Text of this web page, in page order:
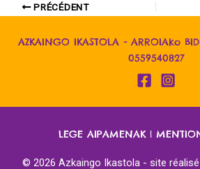
PRÉCÉDENT
AZKAINGO IKASTOLA - ARROIAko
0559540827
LEGE AIPAMENAK|
© 2026 Azkaingo Ikastola - site